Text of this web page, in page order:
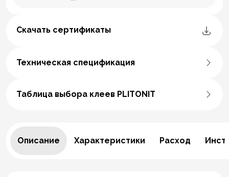
Скачать сертификаты
Техническая спецификация
Таблица выбора клеев PLITONIT
Описание Характеристики Расход